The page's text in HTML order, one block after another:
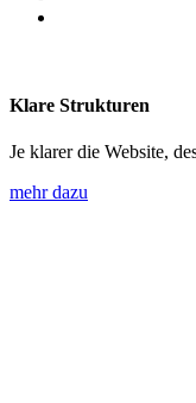
Klare Strukturen
Je klarer die Website,
mehr dazu